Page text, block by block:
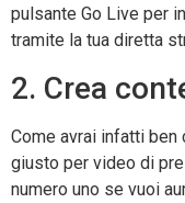
pulsante Go Live per
tramite la tua diretta
2. Crea
Come avrai infatti ben
giusto per video di
numero uno se vuoi